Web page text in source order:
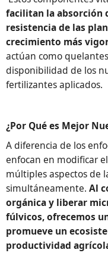
facilitan la absorción
resistencia de las
crecimiento más
actúan como
disponibilidad de los
fertilizantes aplicados.
¿Por Qué es Mejor
A diferencia de los
enfocan en modificar
múltiples aspectos de
simultáneamente. Al
orgánica y liberar
fúlvicos, ofrecemos
promueve un
productividad